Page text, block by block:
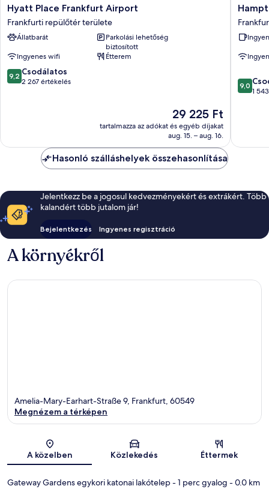
Hyatt
Place
Frankfurt
Airport
repülőtér
területe
Hyatt Place Frankfurt Airport
Frankfurti repülőtér területe
Állatbarát
Parkolási lehetőség
biztosított
Ingyenes wifi
Étterem
9.2
ennyiből:
9,2 Csodálatos
2 267 értékelés
Az
ár
29 225 Ft
29 225 Ft
tartalmazza az adókat és egyéb díjakat
aug. 15. – aug. 16.
by
Hilton
területe
9.0
9,0
1
Hasonló szálláshelyek összehasonlítása
Jelentkezz be a jogosul kedvezményekért és extrákért. Több
kalandért több jutalom jár!
Bejelentkezés Ingyenes regisztráció
A környékről
Térkép
Amelia-Mary-Earhart-Straße 9, Frankfurt, 60549
Megnézem a térképen
A közelben Közlekedés Éttermek
Gateway Gardens egykori katonai lakótelep- 1 perc gyalog - 0.0 km